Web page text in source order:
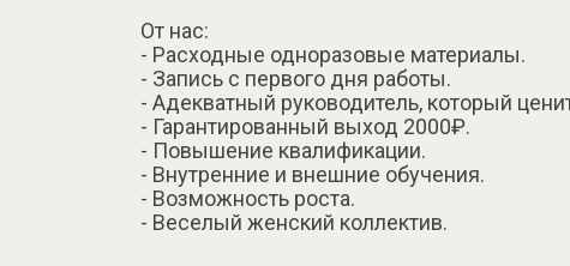
От нас:
- Расходные одноразовые материалы.
- Запись с первого дня работы.
- Адекватный руководитель, который
- Гарантированный выход 2000₽.
- Повышение квалификации.
- Внутренние и внешние обучения.
- Возможность роста.
- Веселый женский коллектив.